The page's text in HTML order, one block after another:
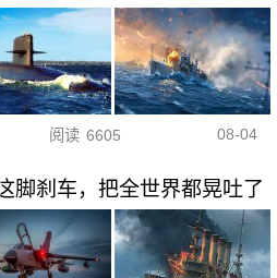
阅读 6605 08-04
脚刹车，把全世界都晃吐了